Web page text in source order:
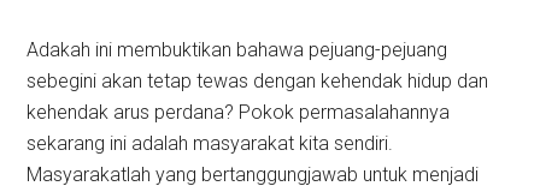
Adakah ini membuktikan bahawa pejuang-pejuang
sebegini akan tetap tewas dengan kehendak hidup dan
kehendak arus perdana? Pokok permasalahannya
sekarang ini adalah masyarakat kita sendiri.
Masyarakatlah yang bertanggungjawab untuk menjadi